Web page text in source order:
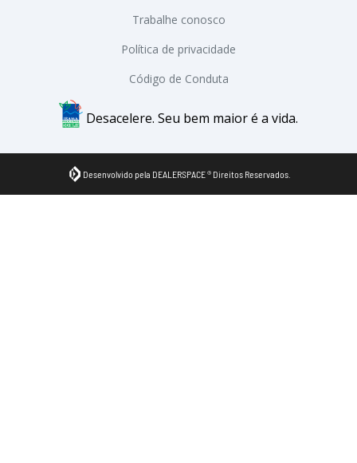
Trabalhe conosco
Política de privacidade
Código de Conduta
Desacelere. Seu bem maior é a vida.
Desenvolvido pela DEALERSPACE ® Direitos Reservados.